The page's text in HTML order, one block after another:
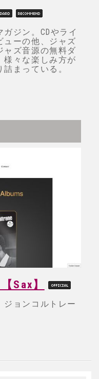
ジン。CDやライ
ューの他、ジャズ
ャズ音源の無料ダ
様々な楽しみ方が
まっている。
Sax】
ジョンコルトレー